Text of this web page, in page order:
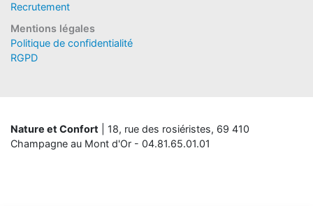
Recrutement
Mentions légales
Politique de confidentialité
RGPD
Nature et Confort | 18, rue des rosiéristes, 69 410
Champagne au Mont d'Or - 04.81.65.01.01